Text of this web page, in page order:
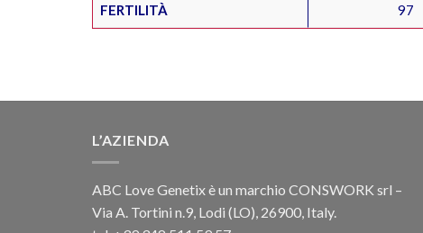
FERTILITÀ 97
L’AZIENDA
ABC Love Genetix è un marchio CONSWORK srl –
Via A. Tortini n.9, Lodi (LO), 26900, Italy.